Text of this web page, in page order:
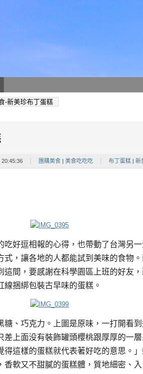
-新美珍布丁蛋糕
20:45:36 團購美食 美食吃吃吃 布丁蛋糕 新
吃好逗相報的心得，也帶動了台灣另
式，讓各地的人都能試到美味的食物
這間，要感謝在科學園區上班的好友
捆綁包裝古早味的蛋糕。
糖、巧克力。上圖是原味，一打開看
上面没有裝飾罐頭櫻桃跟厚厚的一
得這樣的蛋糕就代表著好吃的意思。
香軟又不甜膩的蛋糕體，質地細密、